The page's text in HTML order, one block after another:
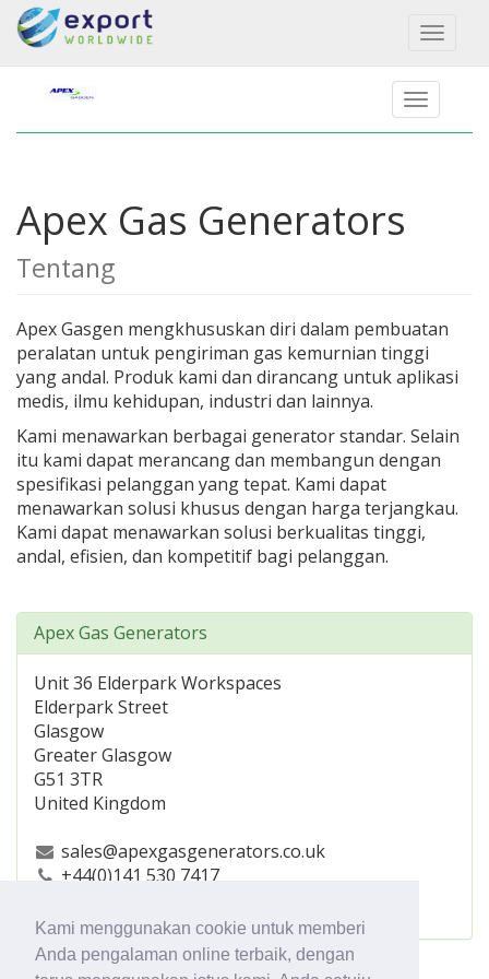
Kami menggunakan cookie untuk memberi
Anda pengalaman online terbaik, dengan
Toggle
Apex Gas Generators
Tentang
Apex Gasgen mengkhususkan diri dalam pembuatan
peralatan untuk pengiriman gas kemurnian tinggi
yang andal. Produk kami dan dirancang untuk aplikasi
medis, ilmu kehidupan, industri dan lainnya.
Kami menawarkan berbagai generator standar. Selain
itu kami dapat merancang dan membangun dengan
spesifikasi pelanggan yang tepat. Kami dapat
menawarkan solusi khusus dengan harga terjangkau.
Kami dapat menawarkan solusi berkualitas tinggi,
andal, efisien, dan kompetitif bagi pelanggan.
Apex Gas Generators
Unit 36 Elderpark Workspaces
Elderpark Street
Glasgow
Greater Glasgow
G51 3TR
United Kingdom
sales@apexgasgenerators.co.uk
+44(0)141 530 7417